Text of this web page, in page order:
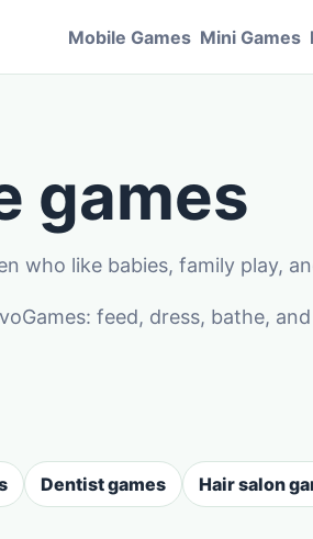
Mobile Games Mini Games
games
who like babies, family play,
feed, dress, bathe,
Dentist games Hair salon